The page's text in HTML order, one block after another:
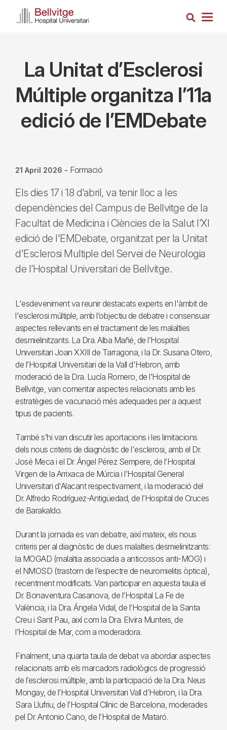
Search
La Unitat d’Esclerosi
Múltiple organitza l’11a
edició de l’EMDebate
21 April 2026 - Formació
Els dies 17 i 18 d’abril, va tenir lloc a les
dependències del Campus de Bellvitge de la
Facultat de Medicina i Ciències de la Salut l’XI
edició de l'EMDebate, organitzat per la Unitat
d'Esclerosi Multiple del Servei de Neurologia
de l’Hospital Universitari de Bellvitge.
L'esdeveniment va reunir destacats experts en l'àmbit de
l'esclerosi múltiple, amb l’objectiu de debatre i consensuar
aspectes rellevants en el tractament de les malalties
desmielinitzants. La Dra. Alba Mañé, de l’Hospital
Universitari Joan XXIII de Tarragona, i la Dr. Susana Otero,
de l’Hospital Universitari de la Vall d'Hebron, amb
moderació de la Dra. Lucía Romero, de l’Hospital de
Bellvitge, van comentar aspectes relacionats amb les
estratègies de vacunació més adequades per a aquest
tipus de pacients.
També s’hi van discutir les aportacions i les limitacions
dels nous criteris de diagnòstic de l'esclerosi, amb el Dr.
José Meca i el Dr. Ángel Pérez Sempere, de l’Hospital
Virgen de la Arrixaca de Múrcia i l’Hospital General
Universitari d'Alacant respectivament, i la moderació del
Dr. Alfredo Rodríguez-Antigüedad, de l’Hospital de Cruces
de Barakaldo.
Durant la jornada es van debatre, així mateix, els nous
criteris per al diagnòstic de dues malalties desmielinitzants:
la MOGAD (malaltia associada a anticossos anti-MOG) i
el NMOSD (trastorn de l’espectre de neuromielitis òptica),
recentment modificats. Van participar en aquesta taula el
Dr. Bonaventura Casanova, de l’Hospital La Fe de
València, i la Dra. Ángela Vidal, de l’Hospital de la Santa
Creu i Sant Pau, així com la Dra. Elvira Munteis, de
l’Hospital de Mar, com a moderadora.
Finalment, una quarta taula de debat va abordar aspectes
relacionats amb els marcadors radiològics de progressió
de l’esclerosi múltiple, amb la participació de la Dra. Neus
Mongay, de l’Hospital Universitari Vall d’Hebron, i la Dra.
Sara Llufriu, de l’Hospital Clínic de Barcelona, moderades
pel Dr. Antonio Cano, de l’Hospital de Mataró.